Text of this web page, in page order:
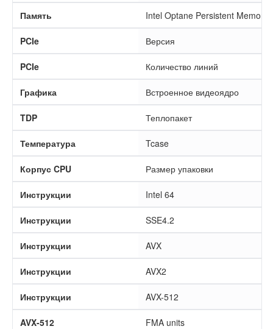
Память Intel Optane Persistent Memory
PCIe Версия
PCIe Количество линий
Графика Встроенное видеоядро
TDP Теплопакет
Температура Tcase
Корпус CPU Размер упаковки
Инструкции Intel 64
Инструкции SSE4.2
Инструкции AVX
Инструкции AVX2
Инструкции AVX-512
AVX-512 FMA units